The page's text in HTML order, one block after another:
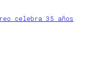
celebra 35 años